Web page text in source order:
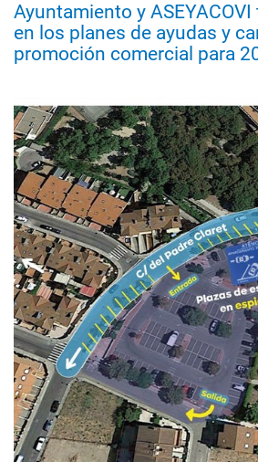
Ayuntamiento y
en los planes de ayudas y
promoción comercial para